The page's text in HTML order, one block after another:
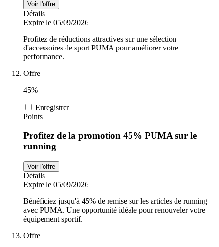
Voir l'offre
Détails
Expire le 05/09/2026
Profitez de réductions attractives sur une sélection
d'accessoires de sport PUMA pour améliorer votre
performance.
Offre
45%
Enregistrer
Points
Profitez de la promotion 45% PUMA sur le
running
Voir l'offre
Détails
Expire le 05/09/2026
Bénéficiez jusqu'à 45% de remise sur les articles de running
avec PUMA. Une opportunité idéale pour renouveler votre
équipement sportif.
Offre